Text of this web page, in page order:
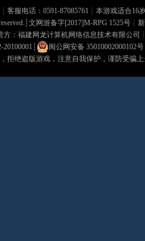
客服电话：0591-87085761┊本游戏适合16
文网游备字[2017]M-RPG 1525号┊
：福建网龙计算机网络信息技术有限公司
┊ 闽公网安备 35010002000102号
拒绝盗版游戏，注意自我保护，谨防受骗